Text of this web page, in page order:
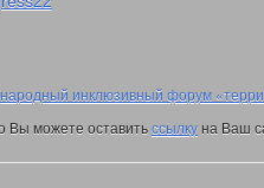
услуг
учрежденийинклюзивный форум
Вы можете оставитьссылкуна Ваш